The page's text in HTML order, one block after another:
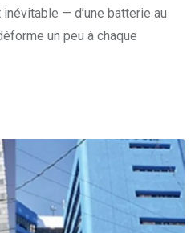
— d’une batterie au
un peu à chaque